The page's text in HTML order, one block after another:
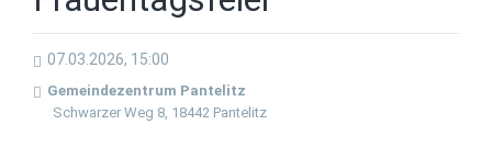
07.03.2026, 15:00
Gemeindezentrum Pantelitz
Schwarzer Weg 8, 18442 Pantelitz